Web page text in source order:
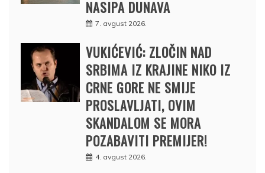
NASIPA DUNAVA
7. avgust 2026.
VUKIĆEVIĆ: ZLOČIN NAD
SRBIMA IZ KRAJINE NIKO IZ
CRNE GORE NE SMIJE
PROSLAVLJATI, OVIM
SKANDALOM SE MORA
POZABAVITI PREMIJER!
4. avgust 2026.